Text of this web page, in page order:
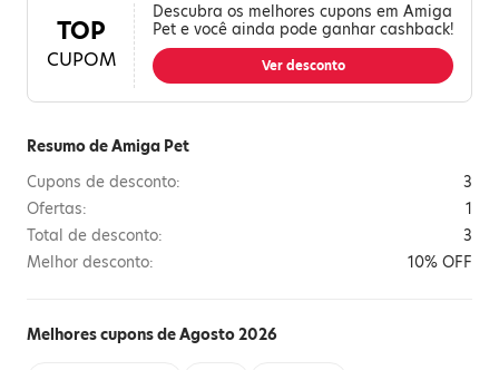
TOP
CUPOM
Descubra os melhores cupons em Amiga
Pet e você ainda pode ganhar cashback!
Ver desconto
Resumo de Amiga Pet
Cupons de desconto:
3
Ofertas:
1
Total de desconto:
3
Melhor desconto:
10% OFF
Melhores cupons de Agosto 2026